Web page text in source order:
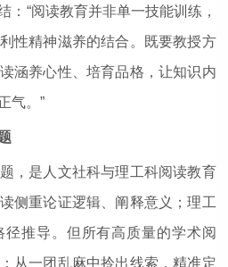
：“阅读教育并非单一技能训练，
性精神滋养的结合。既要教授方
涵养心性、培育品格，让知识内
气。”
是人文社科与理工科阅读教育
侧重论证逻辑、阐释意义；理工
推导。但所有高质量的学术阅
从一团乱麻中拎出线索，精准定